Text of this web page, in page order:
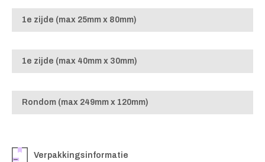
1e zijde (max 25mm x 80mm)
1e zijde (max 40mm x 30mm)
Rondom (max 249mm x 120mm)
Verpakkingsinformatie